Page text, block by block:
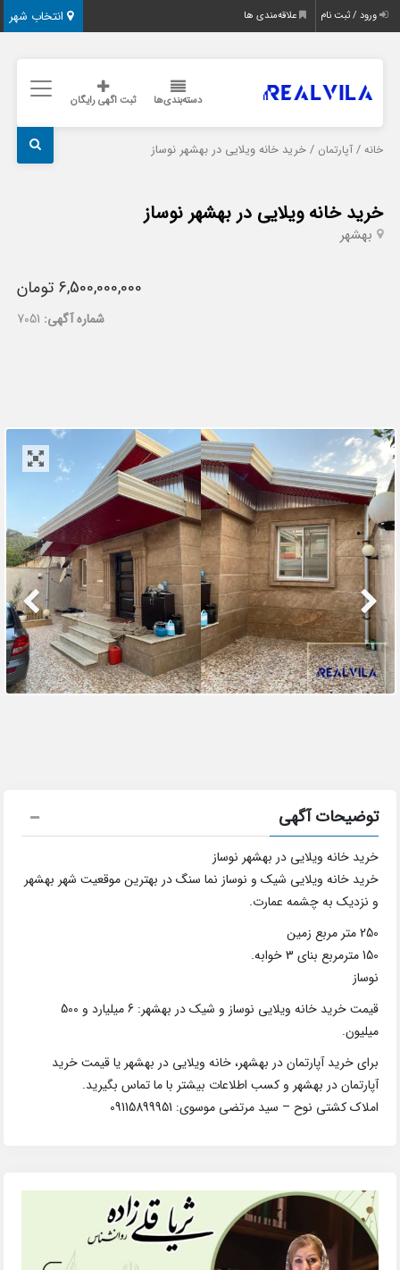
انتخاب شهر ورود / ثبت نام علاقه‌مندی ها
دسته‌بندی‌ها ثبت اگهی رایگان
خانه /آپارتمان / خرید خانه ویلایی در بهشهر نوساز
خرید خانه ویلایی در بهشهر نوساز
بهشهر
6,500,000,000 تومان
شماره آگهی: 7051
توضیحات آگهی
خرید خانه ویلایی در بهشهر نوساز
خرید خانه ویلایی شیک و نوساز نما سنگ در بهترین موقعیت شهر بهشهر
و نزدیک به چشمه عمارت.
250 متر مربع زمین
150 مترمربع بنای 3 خوابه.
نوساز
قیمت خرید خانه ویلایی نوساز و شیک در بهشهر: 6 میلیارد و 500
میلیون.
برای خرید آپارتمان در بهشهر، خانه ویلایی در بهشهر یا قیمت خرید
آپارتمان در بهشهر و کسب اطلاعات بیشتر با ما تماس بگیرید.
املاک کشتی نوح – سید مرتضی موسوی: 09115899951